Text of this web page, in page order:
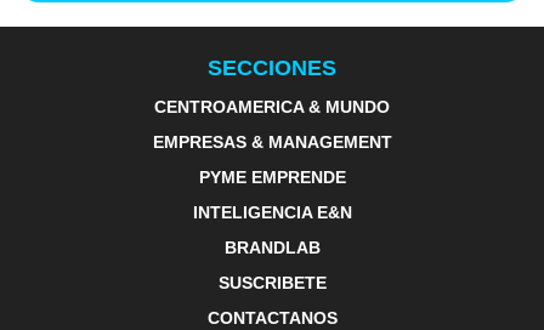
SECCIONES
CENTROAMERICA & MUNDO
EMPRESAS & MANAGEMENT
PYME EMPRENDE
INTELIGENCIA E&N
BRANDLAB
SUSCRIBETE
CONTACTANOS